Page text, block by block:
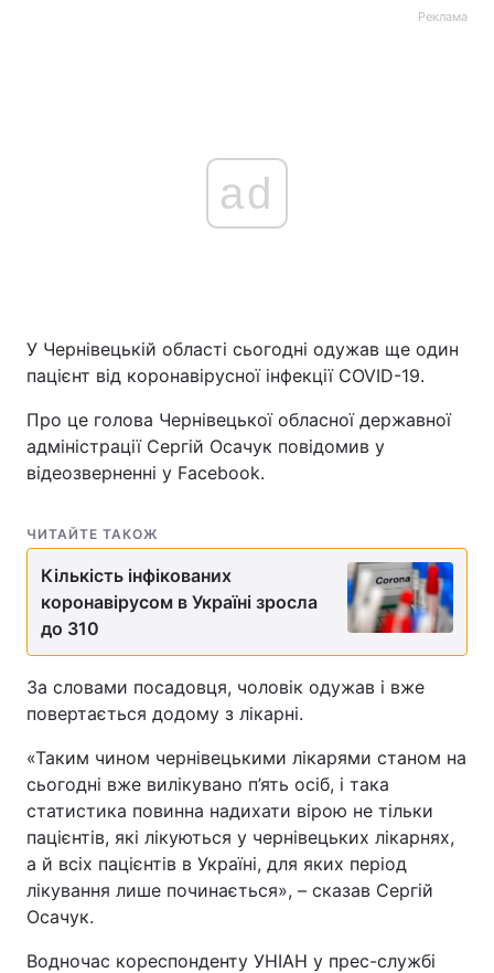
Реклама
ad
У Чернівецькій області сьогодні одужав ще один
пацієнт від коронавірусної інфекції COVID-19.
Про це голова Чернівецької обласної державної
адміністрації Сергій Осачук повідомив у
відеозверненні у Facebook.
ЧИТАЙТЕ ТАКОЖ
Кількість інфікованих
коронавірусом в Україні зросла
до 310
За словами посадовця, чоловік одужав і вже
повертається додому з лікарні.
«Таким чином чернівецькими лікарями станом на
сьогодні вже вилікувано п’ять осіб, і така
статистика повинна надихати вірою не тільки
пацієнтів, які лікуються у чернівецьких лікарнях,
а й всіх пацієнтів в Україні, для яких період
лікування лише починається», – сказав Сергій
Осачук.
Водночас кореспонденту УНІАН у прес-службі